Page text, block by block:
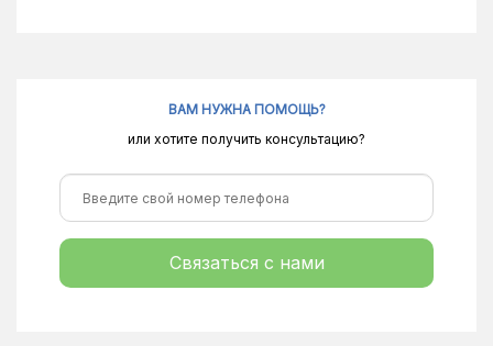
ВАМ НУЖНА ПОМОЩЬ?
или хотите получить консультацию?
Связаться с нами